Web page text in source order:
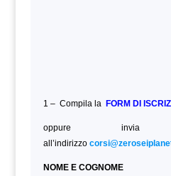
1 – Compila la FORM DI
oppure invia
all’indirizzo
NOME E COGNOME